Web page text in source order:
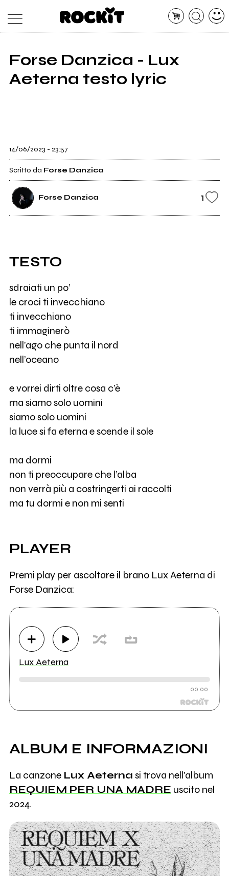
MAGAZINE
ARTICOLI
DATABASE
Forse Danzica - Lux
Aeterna testo lyric
14/06/2023 - 23:57
Scritto da Forse Danzica
Forse Danzica 1
TESTO
sdraiati un po’
le croci ti invecchiano
ti invecchiano
ti immaginerò
nell’ago che punta il nord
nell’oceano
e vorrei dirti oltre cosa c’è
ma siamo solo uomini
siamo solo uomini
la luce si fa eterna e scende il sole
ma dormi
non ti preoccupare che l’alba
non verrà più a costringerti ai raccolti
ma tu dormi e non mi senti
PLAYER
Premi play per ascoltare il brano Lux Aeterna di
Forse Danzica:
Lux Aeterna
00:00
ALBUM E INFORMAZIONI
La canzone Lux Aeterna si trova nell'album
REQUIEM PER UNA MADRE uscito nel
2024.